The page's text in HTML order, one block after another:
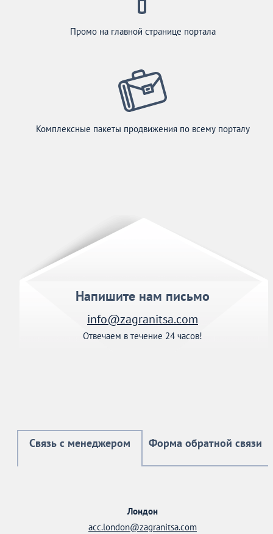
Промо на главной странице портала
Комплексные пакеты продвижения по всему порталу
Напишите нам письмо
info@zagranitsa.com
Отвечаем в течение 24 часов!
Связь с менеджером Форма обратной связи
Лондон
acc.london@zagranitsa.com